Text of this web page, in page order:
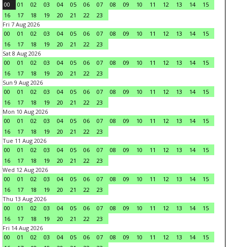
00
01 02 03 04 05 06 07 08 09 10 11 12 13 14
15
16
17 18 19 20 21 22
23
Fri 7 Aug 2026
00
01 02 03 04 05 06 07 08 09 10 11 12 13 14
15
16
17 18 19 20 21 22
23
Sat 8 Aug 2026
00
01 02 03 04 05 06 07 08 09 10 11 12 13 14
15
16
17 18 19 20 21 22
23
Sun 9 Aug 2026
00
01 02 03 04 05 06 07 08 09 10 11 12 13 14
15
16
17 18 19 20 21 22
23
Mon 10 Aug 2026
00
01 02 03 04 05 06 07 08 09 10 11 12 13 14
15
16
17 18 19 20 21 22
23
Tue 11 Aug 2026
00
01 02 03 04 05 06 07 08 09 10 11 12 13 14
15
16
17 18 19 20 21 22
23
Wed 12 Aug 2026
00
01 02 03 04 05 06 07 08 09 10 11 12 13 14
15
16
17 18 19 20 21 22
23
Thu 13 Aug 2026
00
01 02 03 04 05 06 07 08 09 10 11 12 13 14
15
16
17 18 19 20 21 22
23
Fri 14 Aug 2026
00
01 02 03 04 05 06 07 08 09 10 11 12 13 14
15